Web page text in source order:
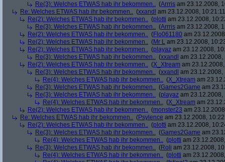
Re(3): Welches ETWAS hab ihr bekommen.. (Arrris am 23.12.2008,
Re: Welches ETWAS hab ihr bekommen.. (xxandl am 23.12.2008,
Re(2): Welches ETWAS hab ihr bekommen.. (plotti am 23.12.2008,
Re(3): Welches ETWAS hab ihr bekommen.. (Arrris am 23.12.2008,
Re(2): Welches ETWAS hab ihr bekommen.. (Flo061180 am
Re(2): Welches ETWAS hab ihr bekommen.. (Mr L am 23.12.2008,
Re(2): Welches ETWAS hab ihr bekommen.. (playaz am 23.12.2008,
Re(3): Welches ETWAS hab ihr bekommen.. (xxandl am 23.12.2008,
Re(2): Welches ETWAS hab ihr bekommen.. (X_Xtream am
Re(3): Welches ETWAS hab ihr bekommen.. (xxandl am 23.12.2008,
Re(4): Welches ETWAS hab ihr bekommen.. (X_Xtream am
Re(3): Welches ETWAS hab ihr bekommen.. (Games2Game am
Re(3): Welches ETWAS hab ihr bekommen.. (playaz am 23.12.2008,
Re(4): Welches ETWAS hab ihr bekommen.. (X_Xtream am
Re(2): Welches ETWAS hab ihr bekommen.. (monster23 am
Re: Welches ETWAS hab ihr bekommen.. (Psylence am 23.12.2008,
Re(2): Welches ETWAS hab ihr bekommen.. (plotti am 23.12.2008,
Re(3): Welches ETWAS hab ihr bekommen.. (Games2Game am
Re(4): Welches ETWAS hab ihr bekommen.. (plotti am
Re(3): Welches ETWAS hab ihr bekommen.. (Roli am 23.12.2008,
Re(4): Welches ETWAS hab ihr bekommen.. (plotti am